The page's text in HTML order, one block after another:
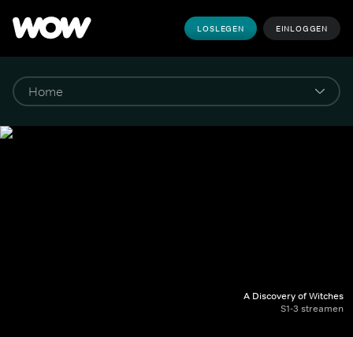
LOSLEGEN EINLOGGEN
A Discovery of Witches
S1-3 streamen